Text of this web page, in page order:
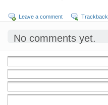
Leave a comment Trackback
No comments yet.